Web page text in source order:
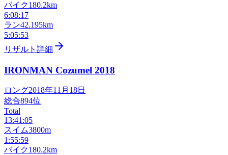
バイク180.2km
6:08:17
ラン42.195km
5:05:53
リザルト詳細
IRONMAN Cozumel 2018
ロング2018年11月18日
総合894位
Total
13:41:05
スイム3800m
1:55:59
バイク180.2km